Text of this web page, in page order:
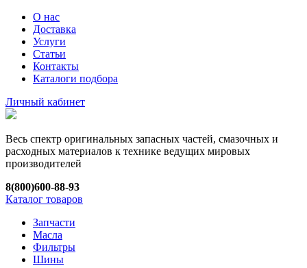
О нас
Доставка
Услуги
Статьи
Контакты
Каталоги подбора
Личный кабинет
Весь спектр оригинальных запасных частей, смазочных и
расходных материалов к технике ведущих мировых
производителей
8(800)600-88-93
Каталог товаров
Запчасти
Масла
Фильтры
Шины